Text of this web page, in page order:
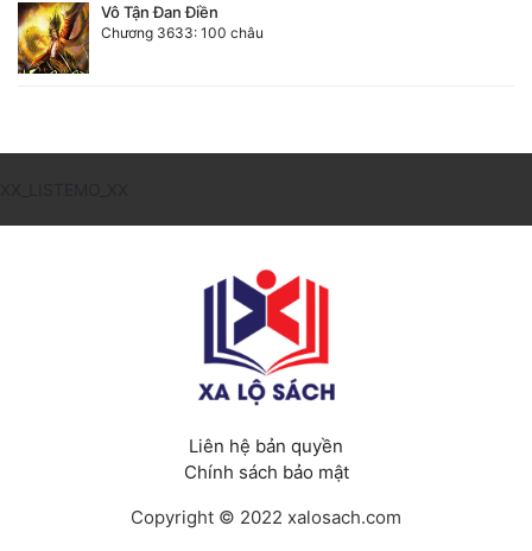
Vô Tận Đan Điền
Chương 3633: 100 châu
Liên hệ bản quyền
Chính sách bảo mật
Copyright © 2022 xalosach.com